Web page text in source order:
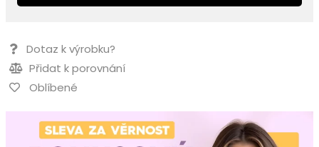
Dotaz k výrobku?
Přidat k porovnání
Oblíbené